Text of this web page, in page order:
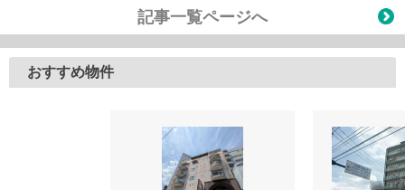
記事一覧ページへ
おすすめ物件